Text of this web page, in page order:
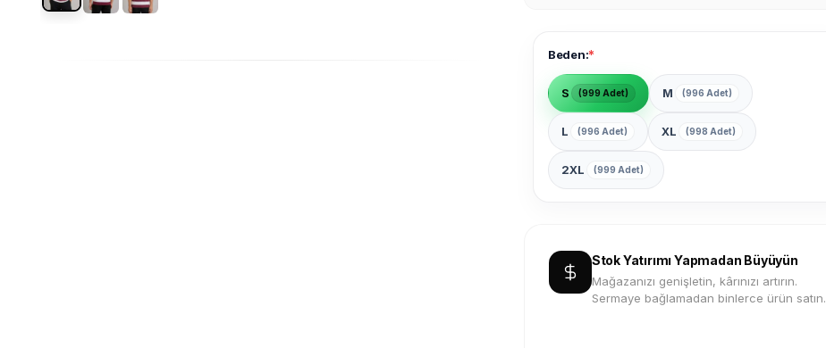
Beden:*
S (999 Adet) M (996 Adet)
L (996 Adet) XL (998 Adet)
2XL (999 Adet)
Stok Yatırımı Yapmadan Büyüyün
Mağazanızı genişletin, kârınızı artırın.
Sermaye bağlamadan binlerce ürün satın.